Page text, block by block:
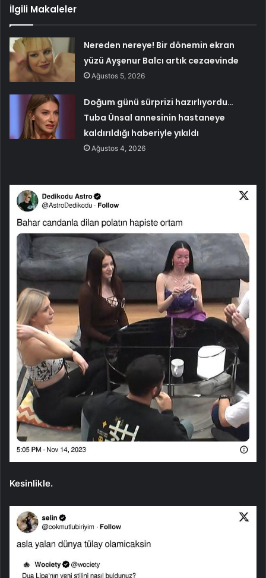
İlgili Makaleler
Nereden nereye! Bir dönemin ekran
yüzü Ayşenur Balcı artık cezaevinde
Ağustos 5, 2026
Doğum günü sürprizi hazırlıyordu…
Tuba Ünsal annesinin hastaneye
kaldırıldığı haberiyle yıkıldı
Ağustos 4, 2026
Kesinlikle.